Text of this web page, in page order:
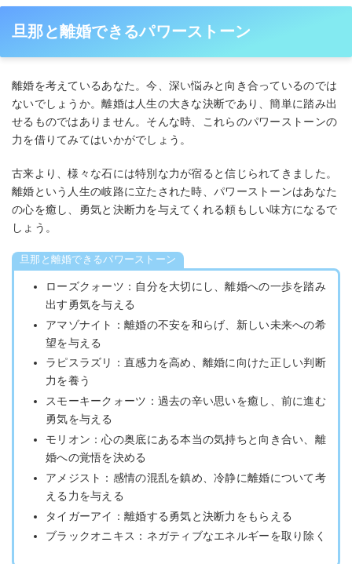
旦那と離婚できるパワーストーン
離婚を考えているあなた。今、深い悩みと向き合っているのでは
ないでしょうか。離婚は人生の大きな決断であり、簡単に踏み出
せるものではありません。そんな時、これらのパワーストーンの
力を借りてみてはいかがでしょう。
古来より、様々な石には特別な力が宿ると信じられてきました。
離婚という人生の岐路に立たされた時、パワーストーンはあなた
の心を癒し、勇気と決断力を与えてくれる頼もしい味方になるで
しょう。
旦那と離婚できるパワーストーン
ローズクォーツ：自分を大切にし、離婚への一歩を踏み
出す勇気を与える
アマゾナイト：離婚の不安を和らげ、新しい未来への希
望を与える
ラピスラズリ：直感力を高め、離婚に向けた正しい判断
力を養う
スモーキークォーツ：過去の辛い思いを癒し、前に進む
勇気を与える
モリオン：心の奥底にある本当の気持ちと向き合い、離
婚への覚悟を決める
アメジスト：感情の混乱を鎮め、冷静に離婚について考
える力を与える
タイガーアイ：離婚する勇気と決断力をもらえる
ブラックオニキス：ネガティブなエネルギーを取り除く